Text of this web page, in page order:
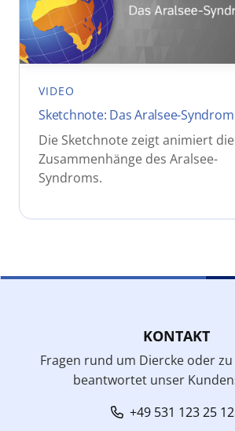
VIDEO
Sketchnote: Das Aralsee-Syndrom
Die Sketchnote zeigt animiert die
Zusammenhänge des Aralsee-
Syndroms.
KONTAKT
Fragen rund um Diercke oder
beantwortet unser
+49 531 123 25